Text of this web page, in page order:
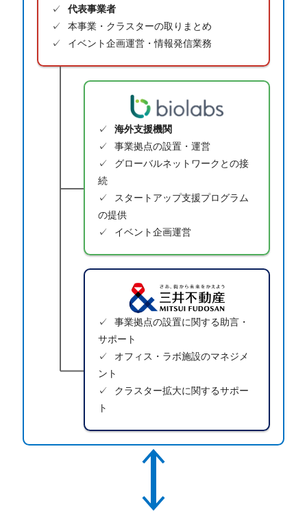
代表事業者
本事業・クラスターの取りまとめ
イベント企画運営・情報発信業務
海外支援機関
事業拠点の設置・運営
グローバルネットワークとの接
続
スタートアップ支援プログラム
の提供
イベント企画運営
事業拠点の設置に関する助言・
サポート
オフィス・ラボ施設のマネジメ
ント
クラスター拡大に関するサポー
ト